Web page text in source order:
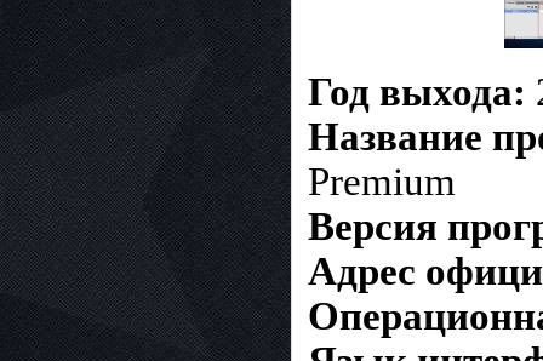
Год выхода:
Название
Premium
Версия
Адрес